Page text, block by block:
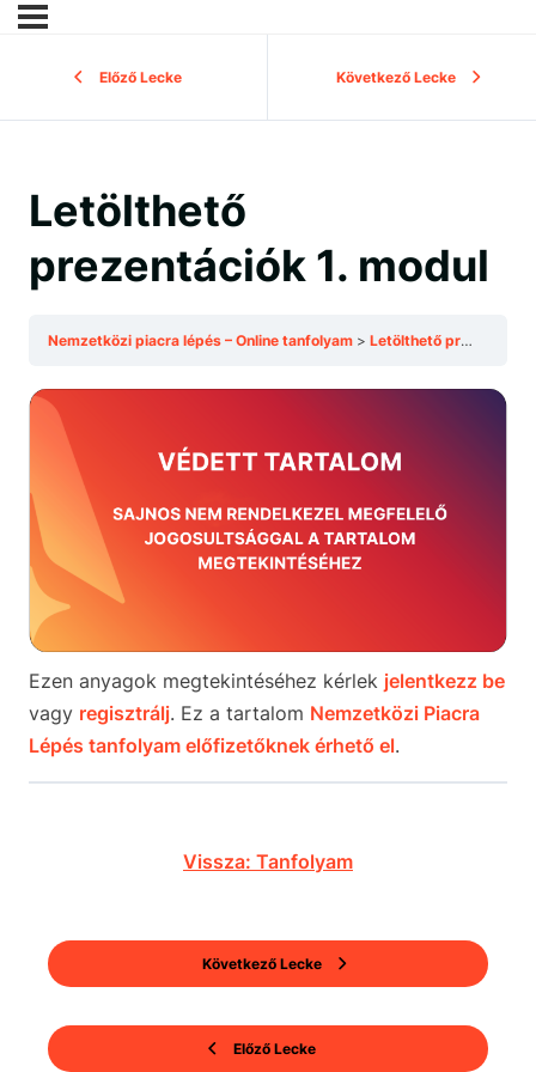
Előző Lecke Következő Lecke
Letölthető
prezentációk 1. modul
Nemzetközi piacra lépés – Online tanfolyam Letölthető prezentációk 1. modul
Ezen anyagok megtekintéséhez kérlek jelentkezz be
vagy regisztrálj. Ez a tartalom Nemzetközi Piacra
Lépés tanfolyam előfizetőknek érhető el.
Előző Lecke
Vissza: Tanfolyam
Következő Lecke